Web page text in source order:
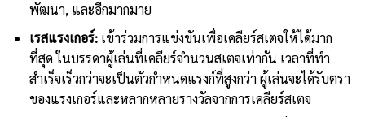
พัฒนา, และอีกมากมาย
เรสแรงเกอร์: เข้าร่วมการแข่งขันเพื่อเคลียร์สเตจให้ได้มาก
ที่สุด ในบรรดาผู้เล่นที่เคลียร์จำนวนสเตจเท่ากัน เวลาที่ทำ
สำเร็จเร็วกว่าจะเป็นตัวกำหนดแรงก์ที่สูงกว่า ผู้เล่นจะได้รับตรา
ของแรงเกอร์และหลากหลายรางวัลจากการเคลียร์สเตจ